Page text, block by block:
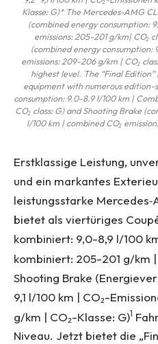
Klasse: G)* The Mercedes-AMG
(combined energy consumption:
emissions: 205-201 g/km| CO₂
(combined energy consumption:
emissions: 209-206 g/km | CO₂
highest level. The “Final
equipment with numerous
consumption: 9.0-8.9 l/100 km |
CO₂ class: G) and Shooting Brake
l/100 km | combined CO₂
Erstklassige Leistung,
und ein markantes
leistungsstarke
bietet als viertüriges
kombiniert: 9,0-8,9 l/100
kombiniert: 205-201 g/km |
Shooting Brake
9,1 l/100 km | CO₂-
g/km | CO₂-Klasse: G)1
Niveau. Jetzt bietet die